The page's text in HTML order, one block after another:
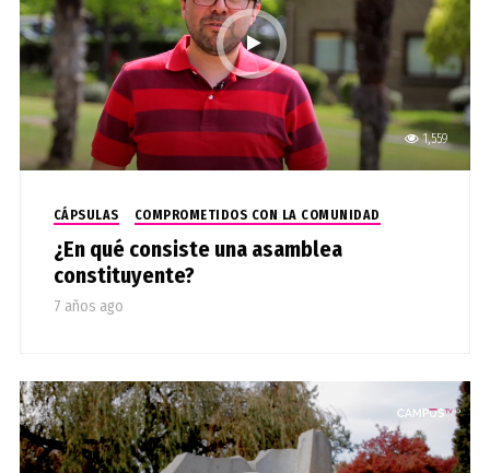
1,559
CÁPSULAS COMPROMETIDOS CON LA COMUNIDAD
¿En qué consiste una asamblea
constituyente?
7 años ago